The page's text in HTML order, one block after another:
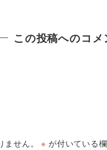
この投稿へのコメ
せん。 ※ が付いている